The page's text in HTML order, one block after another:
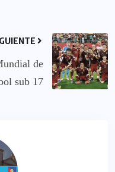
de
sub 17